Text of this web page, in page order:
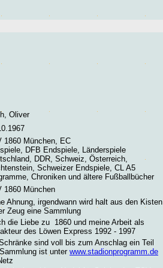
Oliver
1860 München, EC
DFB Endspiele, Länderspiele
DDR, Schweiz, Österreich,
Schweizer Endspiele, CL A5
Chroniken und ältere Fußballbücher
1860 München
Ahnung, irgendwann wird halt aus den Kisten
Zeug eine Sammlung
die Liebe zu 1860 und meine Arbeit als
des Löwen Express 1992 - 1997
sind voll bis zum Anschlag ein Teil
ist unterwww.stadionprogramm.de